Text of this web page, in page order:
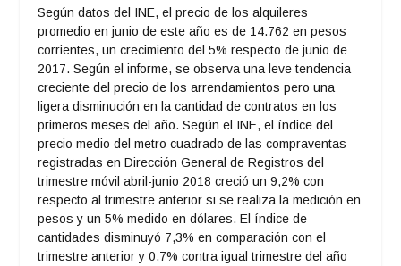
Según datos del INE, el precio de los alquileres
promedio en junio de este año es de 14.762 en pesos
corrientes, un crecimiento del 5% respecto de junio de
2017. Según el informe, se observa una leve tendencia
creciente del precio de los arrendamientos pero una
ligera disminución en la cantidad de contratos en los
primeros meses del año. Según el INE, el índice del
precio medio del metro cuadrado de las compraventas
registradas en Dirección General de Registros del
trimestre móvil abril-junio 2018 creció un 9,2% con
respecto al trimestre anterior si se realiza la medición en
pesos y un 5% medido en dólares. El índice de
cantidades disminuyó 7,3% en comparación con el
trimestre anterior y 0,7% contra igual trimestre del año